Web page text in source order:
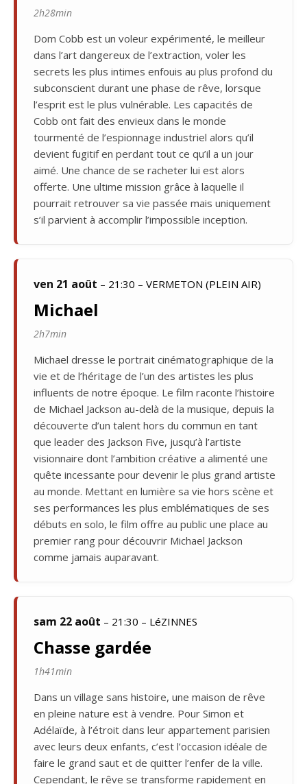
2h28min
Dom Cobb est un voleur expérimenté, le meilleur
dans l’art dangereux de l’extraction, voler les
secrets les plus intimes enfouis au plus profond du
subconscient durant une phase de rêve, lorsque
l’esprit est le plus vulnérable. Les capacités de
Cobb ont fait des envieux dans le monde
tourmenté de l’espionnage industriel alors qu’il
devient fugitif en perdant tout ce qu’il a un jour
aimé. Une chance de se racheter lui est alors
offerte. Une ultime mission grâce à laquelle il
pourrait retrouver sa vie passée mais uniquement
s’il parvient à accomplir l’impossible inception.
ven 21 août – 21:30 – VERMETON (PLEIN AIR)
Michael
2h7min
Michael dresse le portrait cinématographique de la
vie et de l’héritage de l’un des artistes les plus
influents de notre époque. Le film raconte l’histoire
de Michael Jackson au-delà de la musique, depuis la
découverte d’un talent hors du commun en tant
que leader des Jackson Five, jusqu’à l’artiste
visionnaire dont l’ambition créative a alimenté une
quête incessante pour devenir le plus grand artiste
au monde. Mettant en lumière sa vie hors scène et
ses performances les plus emblématiques de ses
débuts en solo, le film offre au public une place au
premier rang pour découvrir Michael Jackson
comme jamais auparavant.
sam 22 août – 21:30 – LéZINNES
Chasse gardée
1h41min
Dans un village sans histoire, une maison de rêve
en pleine nature est à vendre. Pour Simon et
Adélaïde, à l’étroit dans leur appartement parisien
avec leurs deux enfants, c’est l’occasion idéale de
faire le grand saut et de quitter l’enfer de la ville.
Cependant, le rêve se transforme rapidement en